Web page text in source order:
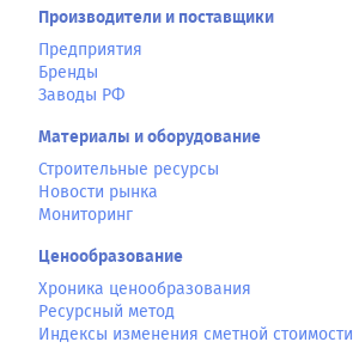
Производители и поставщики
Предприятия
Бренды
Заводы РФ
Материалы и оборудование
Строительные ресурсы
Новости рынка
Мониторинг
Ценообразование
Хроника ценообразования
Ресурсный метод
Индексы изменения сметной стоимости